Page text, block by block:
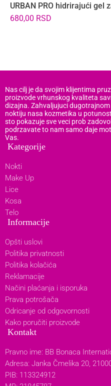
URBAN PRO hidrirajući gel
680,00 RSD
Nas cilj je da svojim klijentima
proizvode vrhunskog kvaliteta
dizajna. Zahvaljujuci
noktiju nasa kozmetika u
sto pokazuje sve veci prob
podrzavate to nam samo daje
Vas.
Kategorije
Nokti
Make Up
Lice
Kosa
Telo
Informacije
Opšti uslovi
Politika privatnosti
Politika kolačića
Reklamacije
Načini plaćanja i isporuka
Prava potrošača
Odricanje od odgovornosti
Kako poručiti proizvode
Kontakt
Pravno ime: BB Bonaca
Adresa: Janka Čmelika 20,
PIB: 113324912